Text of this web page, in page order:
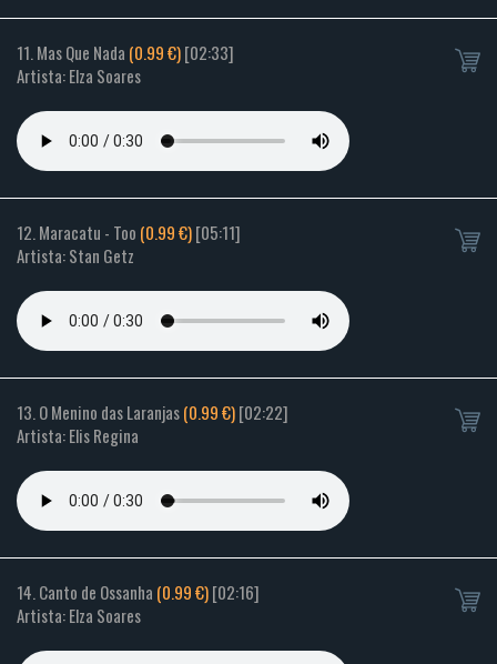
11. Mas Que Nada (0.99 €)[02:33]
Artista: Elza Soares
12. Maracatu - Too (0.99 €)[05:11]
Artista: Stan Getz
13. O Menino das Laranjas(0.99 €)[02:22]
Artista: Elis Regina
14. Canto de Ossanha (0.99 €)[02:16]
Artista: Elza Soares